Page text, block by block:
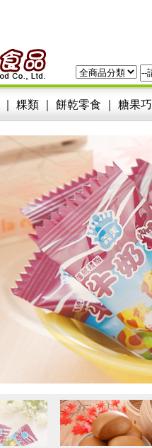
粿類 餅乾零食 糖果
2026-06-15 | 任何
2026-06-15 | 正常
2024-03-13 | 正常